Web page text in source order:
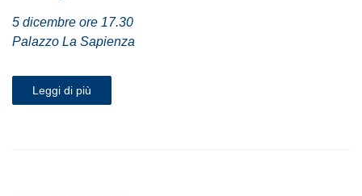
5 dicembre ore 17.30
Palazzo La Sapienza
Leggi di più